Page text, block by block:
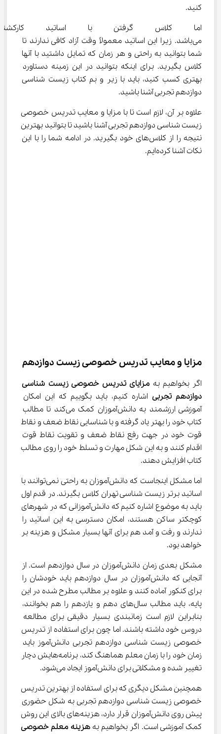
کنید.
اما کلاس گرفتن با اساتید
می‌باشد. زیرا این اساتید معمولاً وقت آزاد کافی ندارند تا
شما بتوانید به راحتی و هر زمان که تمایل داشتید با آنها
کلاس بگیرید. برای اینکه بتوانید در این زمینه دستاورد
بهتری کسب کنید، باید با زیر و بم کتاب زیست شناسی
دوازدهم تجربی آشنا باشید.
علاوه بر آن، لازم است تا با مزایا و معایب تدریس خصوصی
زیست شناسی دوازدهم تجربی آشنا باشید تا بتوانید بهترین
نتیجه را از کلاس‌های خود بگیرید. در ادامه شما را با این
نکات آشنا کرده‌ایم.
مزایا و معایب تدریس خصوصی زیست دوازدهم
اگر بخواهیم به مزایای تدریس خصوصی زیست شناسی
دوازدهم تجربی اشاره کنیم، باید بگوییم که این امکان
آموزشی ارزشمند به دانش‌آموزان کمک می‌کند تا مطالب
کتاب خود را بهتر یاد گرفته و با شناسایی نقاط ضعف و نقاط
قوت خود در جهت رفع نقاط ضعف و تقویت نقاط قوت
اقدام کنند و به این شکل مهارت و تسلط خود را روی مطالب
کتاب افزایش دهند.
اما مشکل اینجاست که دانش‌آموزان به راحتی نمی‌توانند با
اساتید برتر زیست شناسی تهران کلاس بگیرند. در قدم اول
باید به موضوع اشاره کنیم که دانش‌آموزانی که در شهرهای
کوچکتر ساکن هستند، امکان دسترسی به این اساتید را
ندارند و رفت و آمد هم برای آنها بسیار مشکل و هزینه بر
خواهد بود.
مشکل بعدی زمان دانش‌آموزان در سال دوازدهم است. از
آنجایی که دانش‌آموزان در سال دوازدهم باید خودشان را
برای کنکور آماده کنند و علاوه بر مطالب مطرح شده در این
پایه، باید مطالب سال‌های دهم و یازدهم را هم بخوانند،
بنابراین لازم است زمانبندی بسیار دقیقی برای مطالعه
دروس خود داشته باشند. اما چون برای استفاده از تدریس
خصوصی زیست شناسی دوازدهم تجربی دانش‌آموز باید
زمان خود را با زمان معلم هماهنگ کند، برنامه‌هایش دچار
تغییر شده و مشکلاتی برای دانش‌آموز ایجاد می‌شود.
همچنین مشکل دیگری که برای استفاده از بهترین تدریس
خصوصی زیست شناسی دوازدهم تجربی به شکل حضوری
پیش روی دانش‌آموزان قرار دارد، هزینه‌های بالای این روش
کمک آموزشی است. اگر بخواهیم به هزینه معلم خصوصی